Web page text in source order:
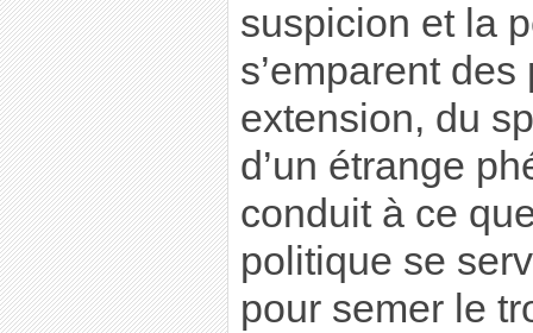
suspicion et la
s’emparent
extension, du
d’un étrange
conduit à ce
politique se
pour semer le